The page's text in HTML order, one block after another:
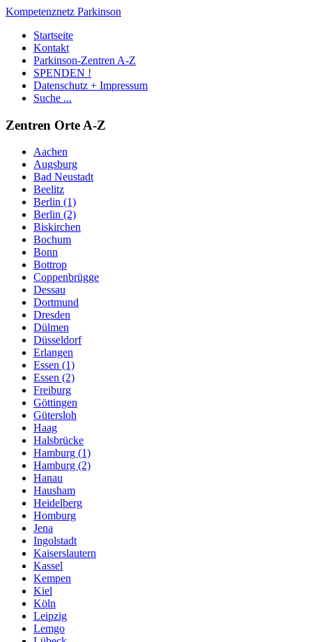
Kompetenznetz Parkinson
Startseite
Kontakt
Parkinson-Zentren A-Z
SPENDEN !
Datenschutz + Impressum
Suche ...
Zentren Orte A-Z
Aachen
Augsburg
Bad Neustadt
Beelitz
Berlin (1)
Berlin (2)
Biskirchen
Bochum
Bonn
Bottrop
Coppenbrügge
Dessau
Dortmund
Dresden
Dülmen
Düsseldorf
Erlangen
Essen (1)
Essen (2)
Freiburg
Göttingen
Gütersloh
Haag
Halsbrücke
Hamburg (1)
Hamburg (2)
Hanau
Hausham
Heidelberg
Homburg
Jena
Ingolstadt
Kaiserslautern
Kassel
Kempen
Kiel
Köln
Leipzig
Lemgo